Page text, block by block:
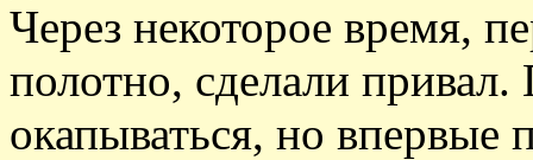
Через некоторое время,
полотно, сделали
окапываться, но впервые